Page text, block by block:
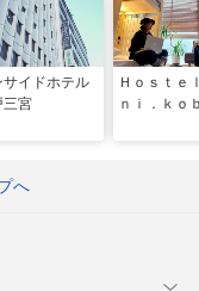
サイドホテル
三宮
Ｈｏｓｔ
ｎｉ．ｋｏ
へ